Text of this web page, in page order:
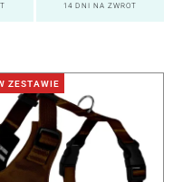
14 DNI NA ZWROT
ZESTAWIE